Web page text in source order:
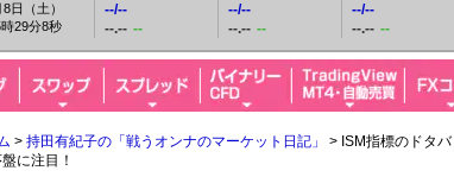
日（土）
29分9秒
--/--
--.-- --
--/--
--.-- --
--/--
--.-- --
> 持田有紀子の「戦うオンナのマーケット日記」
> ISM指標のドタバ
に注目！